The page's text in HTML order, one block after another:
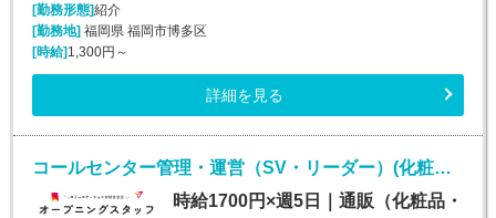
[勤務形態]紹介
[勤務地]福岡県 福岡市博多区
[時給]1,300円～
詳細を見る
コールセンター管理・運営（SV・リーダー）(化粧品・サプリメント・健康食品問い合わせセンターのSV・LD)
時給1700円×週5日｜通販（化粧品・